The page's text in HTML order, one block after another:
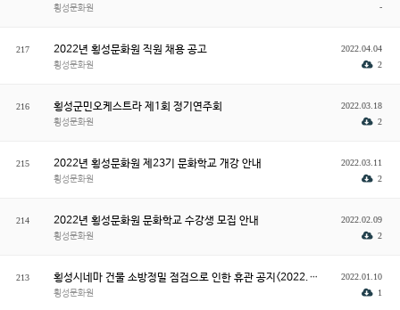
-
횡성문화원
217 2022년 횡성문화원 직원 채용 공고
2022.04.04
2
횡성문화원
216 횡성군민오케스트라 제1회 정기연주회
2022.03.18
2
횡성문화원
215 2022년 횡성문화원 제23기 문화학교 개강 안내
2022.03.11
2
횡성문화원
214 2022년 횡성문화원 문화학교 수강생 모집 안내
2022.02.09
2
횡성문화원
213 횡성시네마 건물 소방정밀 점검으로 인한 휴관 공지<2022. 1. 17.(월)>
2022.01.10
1
횡성문화원